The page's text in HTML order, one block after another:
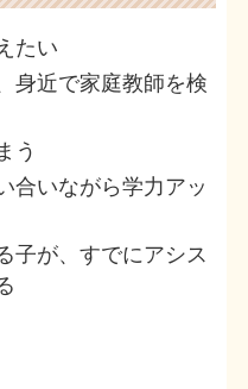
たい
身近で家庭教師を検
う
合いながら学力アッ
子が、すでにアシス